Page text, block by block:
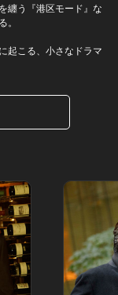
纏う『港区モード』な
起こる、小さなドラマ